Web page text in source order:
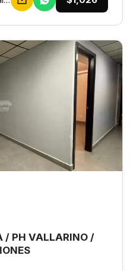
/ PH VALLARINO /